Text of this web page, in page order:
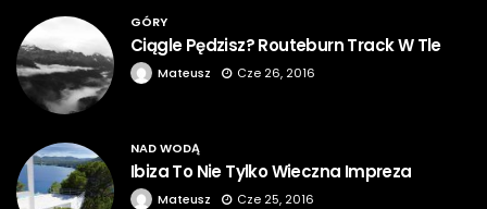
GÓRY
Ciągle Pędzisz? Routeburn Track W Tle
Mateusz Cze 26, 2016
NAD WODĄ
Ibiza To Nie Tylko Wieczna Impreza
Mateusz Cze 25, 2016